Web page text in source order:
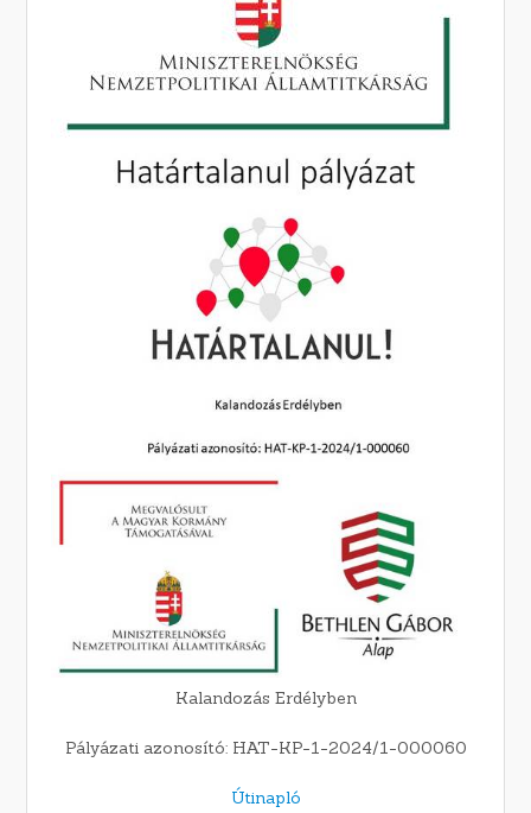
Kalandozás Erdélyben
Pályázati azonosító: HAT-KP-1-2024/1-000060
Útinapló